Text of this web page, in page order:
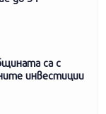
са с
инвестиции